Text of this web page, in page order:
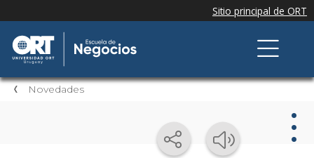
Novedades